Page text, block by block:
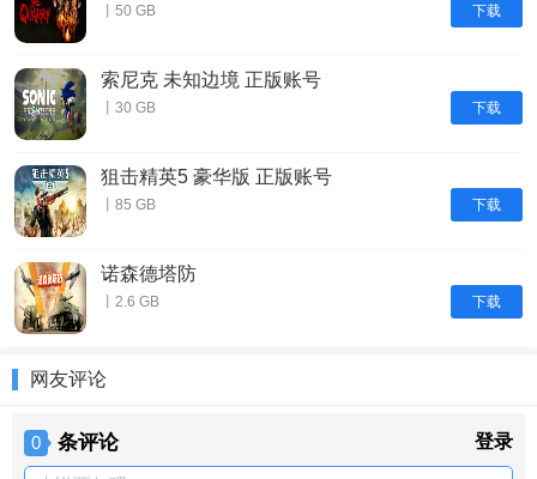
下载
丨50 GB
下载
索尼克 未知边境 正版账号
丨30 GB
下载
狙击精英5 豪华版 正版账号
丨85 GB
下载
诺森德塔防
丨2.6 GB
网友评论
0 条评论 登录